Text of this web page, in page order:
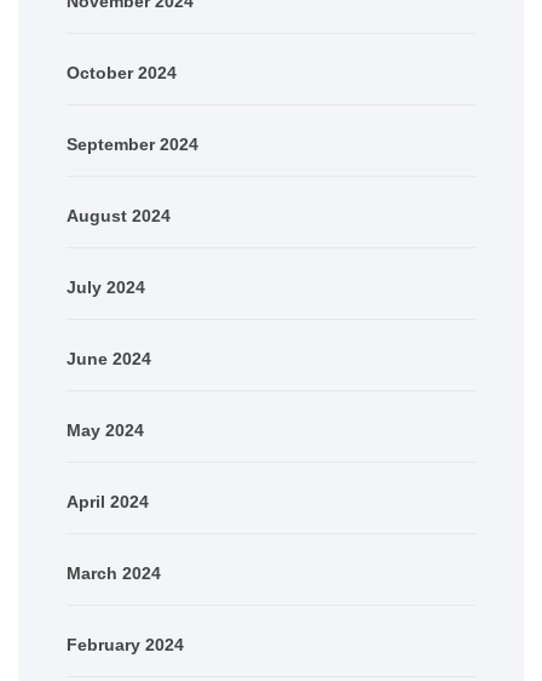
October 2024
September 2024
August 2024
July 2024
June 2024
May 2024
April 2024
March 2024
February 2024